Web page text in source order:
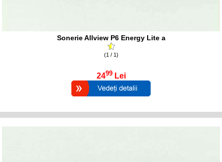
Sonerie Allview P6 Energy Lite a
(1 / 1)
2499 Lei